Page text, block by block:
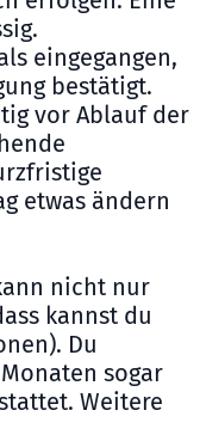
eingegangen,
bestätigt.
vor Ablauf der
etwas ändern
nicht nur
kannst du
Du
sogar
Weitere